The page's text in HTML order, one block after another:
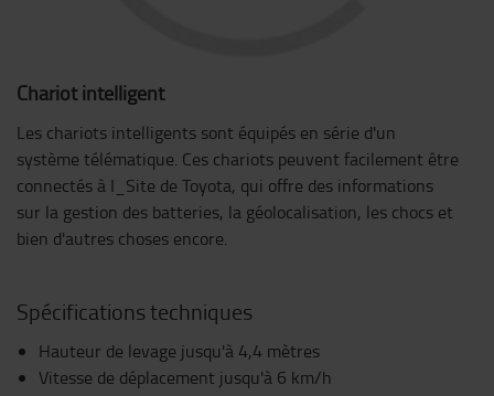
Chariot intelligent
Les chariots intelligents sont équipés en série d'un
système télématique. Ces chariots peuvent facilement être
connectés à I_Site de Toyota, qui offre des informations
sur la gestion des batteries, la géolocalisation, les chocs et
bien d'autres choses encore.
Spécifications techniques
Hauteur de levage jusqu'à 4,4 mètres
Vitesse de déplacement jusqu'à 6 km/h